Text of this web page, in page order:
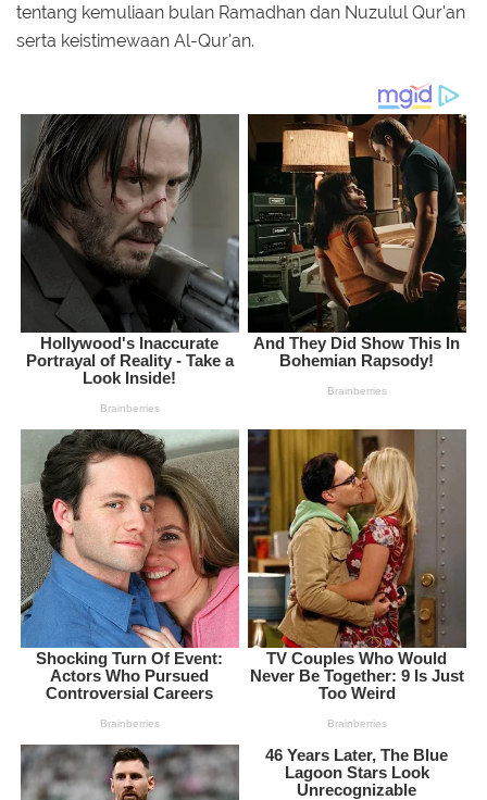
tentang kemuliaan bulan Ramadhan dan Nuzulul Qur'an
serta keistimewaan Al-Qur'an.